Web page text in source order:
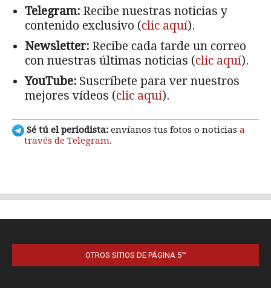
OTROS SITIOS DE PÁGINA 5™